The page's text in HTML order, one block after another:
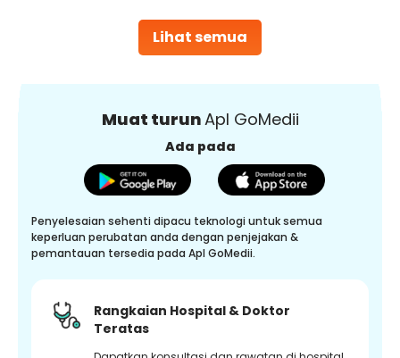
Lihat semua
Muat turunApl GoMedii
Ada pada
Penyelesaian sehenti dipacu teknologi untuk semua
keperluan perubatan anda dengan penjejakan &
pemantauan tersedia pada Apl GoMedii.
Rangkaian Hospital & Doktor
Teratas